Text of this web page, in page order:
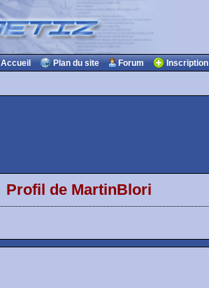
Accueil Plan du site Forum Inscription
Profil de MartinBlori